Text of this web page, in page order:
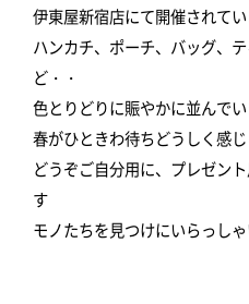
伊東屋新宿店にて開催されてい
ハンカチ、ポーチ、バッグ、
ど・・
色とりどりに賑やかに並んでい
春がひときわ待ちどうしく感じ
どうぞご自分用に、プレゼン
す
モノたちを見つけにいらっしゃ